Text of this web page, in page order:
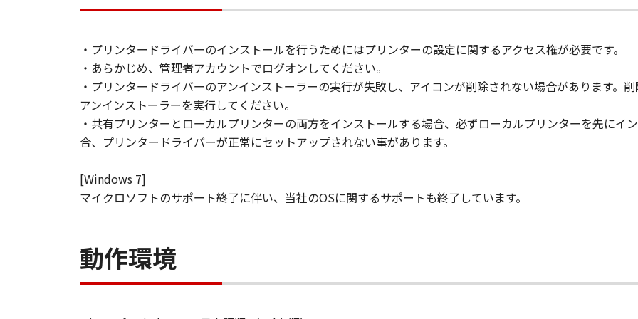
帰属
「本ソフトウェア」に係る権原および所有権は、その内容によりキヤノンファインテックニ
カのライセンサーに帰属します。
著作権表示
お客様は、「本ソフトウェア」に含まれるキヤノンファインテックニスカまたはキヤノンフ
作権表示を変更し、除去しもしくは削除してはなりません。
(1) 「本ソフトウェア」は、『現状のまま』の状態で使用許諾されます。キヤノンファインテ
(2) キヤノンファインテックニスカ、キヤノンファインテックニスカの関連会社、それらの販
「本ソフトウェア」の使用または使用不能から生ずるいかなる損害（逸失利益およびその他
これらに限定されない全ての損害を言います。）について、適用法で認められる限り、一切の
・プリンタードライバーのインストールを行うためにはプリンターの設定に関するアクセス権が必要です。
・あらかじめ、管理者アカウントでログオンしてください。
・プリンタードライバーのアンインストーラーの実行が失敗し、アイコンが削除されない場合があります。
アンインストーラーを実行してください。
・共有プリンターとローカルプリンターの両方をインストールする場合、必ずローカルプリンターを先にイ
合、プリンタードライバーが正常にセットアップされない事があります。
[Windows 7]
マイクロソフトのサポート終了に伴い、当社のOSに関するサポートも終了しています。
動作環境